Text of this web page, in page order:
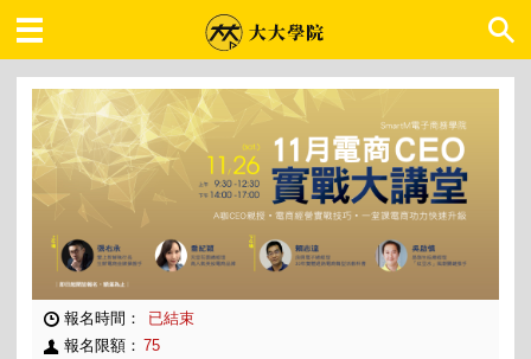
大大學院 職場趨
報名時間：
已結束
報名限額： 75